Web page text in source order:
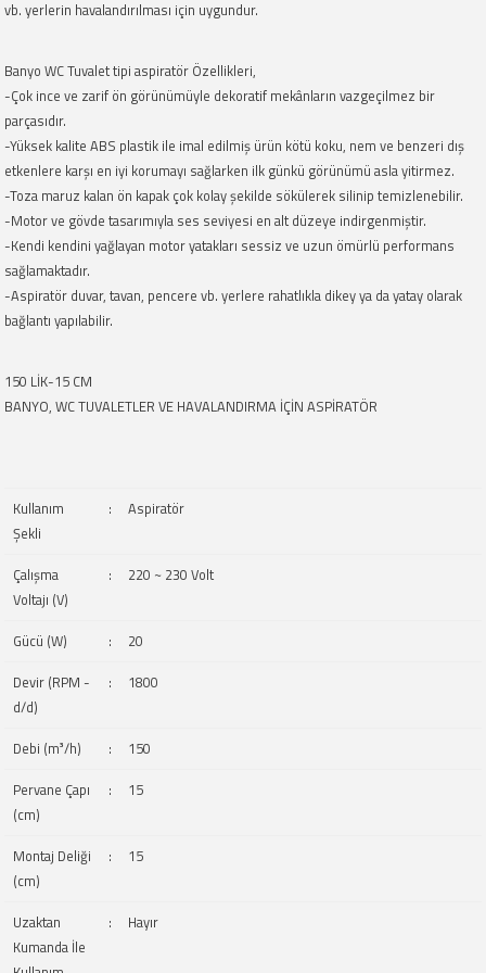
vb. yerlerin havalandırılması için uygundur.
Banyo WC Tuvalet tipi aspiratör Özellikleri,
-Çok ince ve zarif ön görünümüyle dekoratif mekânların vazgeçilmez bir
parçasıdır.
-Yüksek kalite ABS plastik ile imal edilmiş ürün kötü koku, nem ve benzeri dış
etkenlere karşı en iyi korumayı sağlarken ilk günkü görünümü asla yitirmez.
-Toza maruz kalan ön kapak çok kolay şekilde sökülerek silinip temizlenebilir.
-Motor ve gövde tasarımıyla ses seviyesi en alt düzeye indirgenmiştir.
-Kendi kendini yağlayan motor yatakları sessiz ve uzun ömürlü performans
sağlamaktadır.
-Aspiratör duvar, tavan, pencere vb. yerlere rahatlıkla dikey ya da yatay olarak
bağlantı yapılabilir.
150 LİK-15 CM
BANYO, WC TUVALETLER VE HAVALANDIRMA İÇİN ASPİRATÖR
Kullanım
Şekli
: Aspiratör
Çalışma
Voltajı (V)
: 220 ~ 230 Volt
Gücü (W) :
20
Devir (RPM -
d/d)
: 1800
Debi (m³/h) :
150
Pervane Çapı
(cm)
: 15
Montaj Deliği
(cm)
: 15
Uzaktan
Kumanda İle
: Hayır